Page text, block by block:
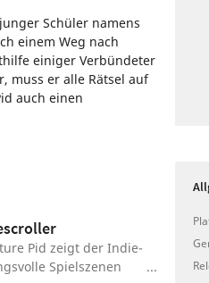
Schüler namens
einem Weg nach
einiger Verbündeter
muss er alle Rätsel auf
auch einen
Pid zeigt der Indie-
Spielszenen